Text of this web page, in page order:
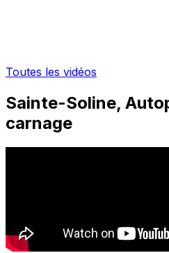
Toutes les vidéos
Sainte-Soline,
carnage